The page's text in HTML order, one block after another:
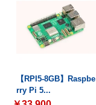
【RPI5-8GB】Raspbe
rry Pi 5...